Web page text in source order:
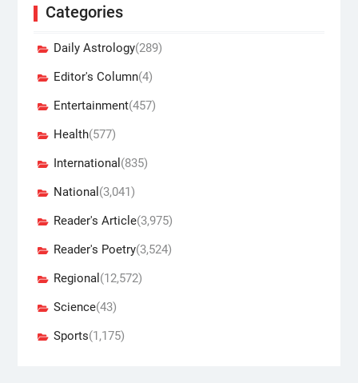
Categories
Daily Astrology(289)
Editor's Column(4)
Entertainment(457)
Health(577)
International (835)
National (3,041)
Reader's Article(3,975)
Reader's Poetry(3,524)
Regional (12,572)
Science(43)
Sports(1,175)